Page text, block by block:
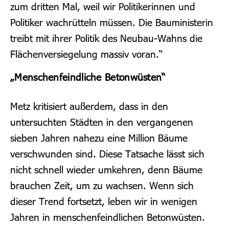
zum dritten Mal, weil wir Politikerinnen und
Politiker wachrütteln müssen. Die Bauministerin
treibt mit ihrer Politik des Neubau-Wahns die
Flächenversiegelung massiv voran.“
„Menschenfeindliche Betonwüsten“
Metz kritisiert außerdem, dass in den
untersuchten Städten in den vergangenen
sieben Jahren nahezu eine Million Bäume
verschwunden sind. Diese Tatsache lässt sich
nicht schnell wieder umkehren, denn Bäume
brauchen Zeit, um zu wachsen. Wenn sich
dieser Trend fortsetzt, leben wir in wenigen
Jahren in menschenfeindlichen Betonwüsten.